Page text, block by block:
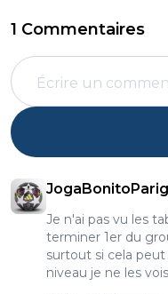
1 Commentaires
Je n'ai pas vu les
terminer 1er du
surtout si cela
niveau je ne les